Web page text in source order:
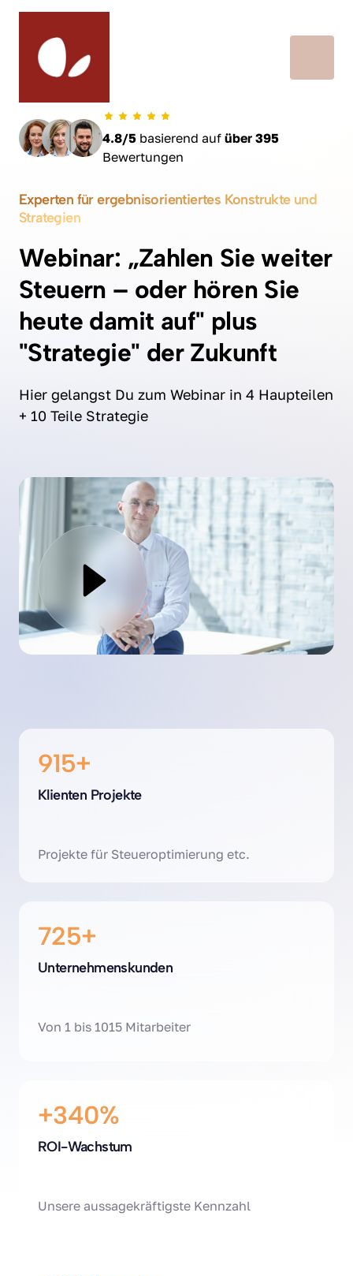
4.8/5 basierend auf
über 395
Bewertungen
Experten für ergebnisorientiertes Konstrukte und
Strategien
Webinar: „Zahlen Sie weiter
Steuern – oder hören Sie
heute damit auf" plus
"Strategie" der Zukunft
Hier gelangst Du zum Webinar in 4 Haupteilen
+ 10 Teile Strategie
915+
Klienten Projekte
Projekte für Steueroptimierung etc.
725+
Unternehmenskunden
Von 1 bis 1015 Mitarbeiter
+340%
ROI-Wachstum
Unsere aussagekräftigste Kennzahl